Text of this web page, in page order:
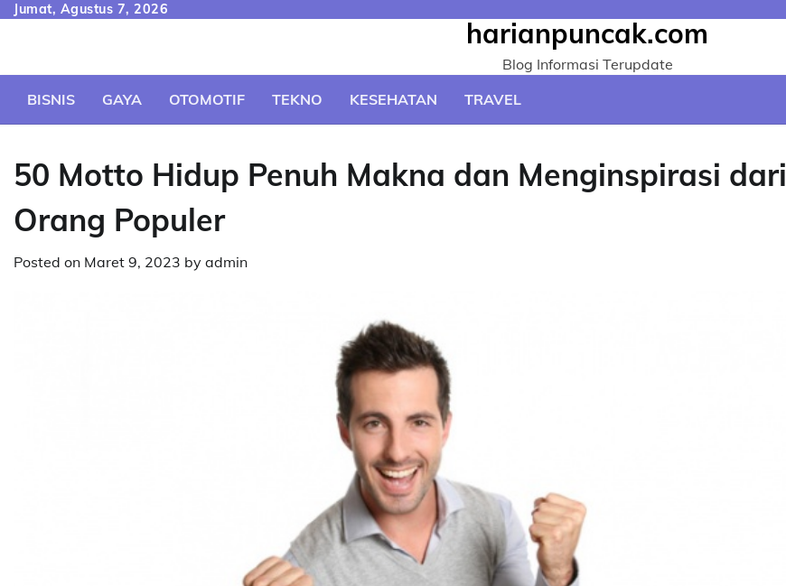
SkipJumat, Agustus 7, 2026
harianpuncak.com
Blog Informasi Terupdate
BISNIS
GAYA OTOMOTIF TEKNO KESEHATAN TRAVEL
50 Motto Hidup Penuh Makna dan Menginspirasi dari
Orang Populer
Posted on Maret 9, 2023 by admin